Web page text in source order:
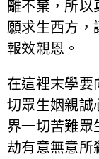
離不棄，所以
願求生西方，
報效親恩。
在這裡末學要
切眾生姻親誠
界一切苦難眾
劫有意無意所